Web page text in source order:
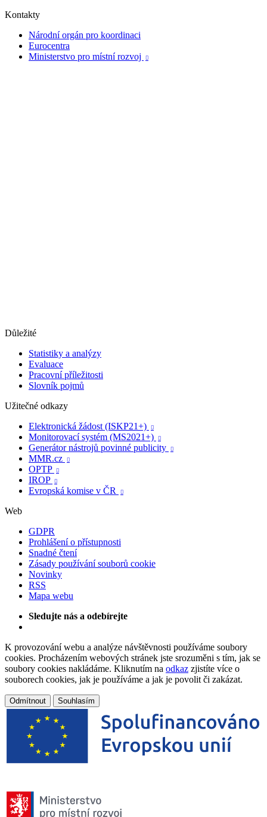
Kontakty
Národní orgán pro koordinaci
Eurocentra
Ministerstvo pro místní rozvoj

Důležité
Statistiky a analýzy
Evaluace
Pracovní příležitosti
Slovník pojmů
Užitečné odkazy
Elektronická žádost (ISKP21+)

Monitorovací systém (MS2021+) 
Generátor nástrojů povinné publicity 
MMR.cz 
OPTP 
IROP 
Evropská komise v ČR 
Web
GDPR
Prohlášení o přístupnosti
Snadné čtení
Zásady používání souborů cookie
Novinky
RSS
Mapa webu
Sledujte nás a odebírejte
K provozování webu a analýze návštěvnosti používáme soubory
cookies. Procházením webových stránek jste srozuměni s tím, jak se
soubory cookies nakládáme. Kliknutím na odkaz zjistíte více o
souborech cookies, jak je používáme a jak je povolit či zakázat.
Odmítnout Souhlasím